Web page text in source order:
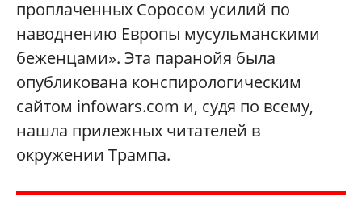
проплаченных Соросом усилий по
наводнению Европы мусульманскими
беженцами». Эта паранойя была
опубликована конспирологическим
сайтом infowars.com и, судя по всему,
нашла прилежных читателей в
окружении Трампа.